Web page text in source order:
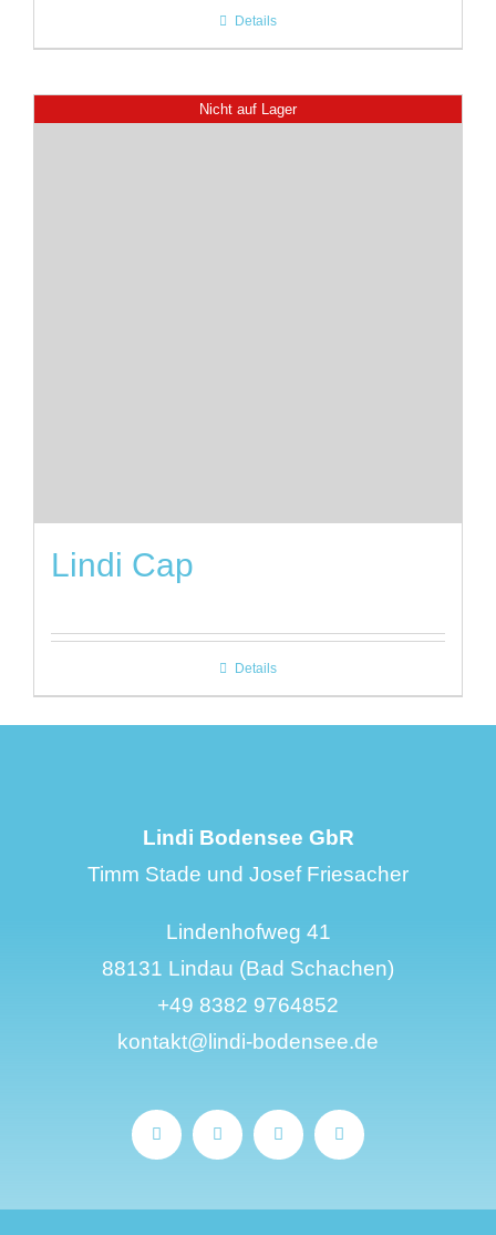
Details
Nicht auf Lager
Lindi Cap
Details
Lindi Bodensee GbR
Timm Stade und Josef Friesacher
Lindenhofweg 41
88131 Lindau (Bad Schachen)
+49 8382 9764852
kontakt@lindi-bodensee.de